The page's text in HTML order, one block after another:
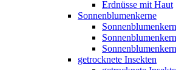
Erdnüsse mit Haut
Sonnenblumenkerne
getrocknete Insekten